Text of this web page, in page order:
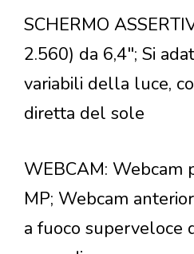
SCHERMO
2.560) da 6,4"; Si
variabili della luce,
diretta del sole
WEBCAM: Webcam
MP; Webcam
a fuoco superveloce